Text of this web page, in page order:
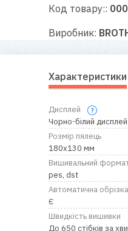
Корисні
поради
Контакти
нас
Код товару::
Виробник:
Характеристики
Дисплей
Чорно-білий
Розмір пялець
180x130 мм
Вишивальний
pes, dst
Автоматична
Є
Швидкість вишивки
До 650 стібків за